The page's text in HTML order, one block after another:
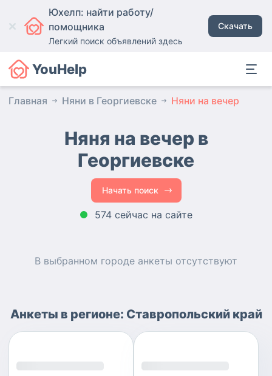
Юхелп: найти работу/
помощника
Легкий поиск объявлений здесь
Скачать
YouHelp
Главная Няни в Георгиевске Няни на вечер
Няня на вечер в
Георгиевске
Начать поиск
574 сейчас на сайте
В выбранном городе анкеты отсутствуют
Анкеты в регионе: Ставропольский край